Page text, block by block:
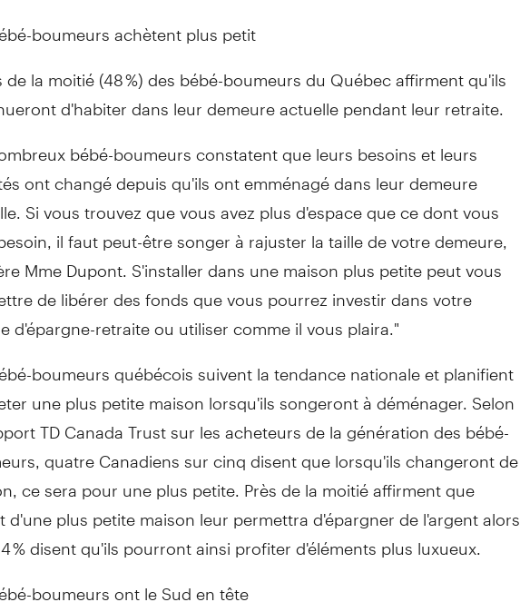
boumeurs achètent plus petit
de la moitié (48 %) des bébé-boumeurs du Québec affirment qu'ils
d'habiter dans leur demeure actuelle pendant leur retraite.
bébé-boumeurs constatent que leurs besoins et leurs
ont changé depuis qu'ils ont emménagé dans leur demeure
Si vous trouvez que vous avez plus d'espace que ce dont vous
il faut peut-être songer à rajuster la taille de votre demeure,
Mme Dupont. S'installer dans une maison plus petite peut vous
de libérer des fonds que vous pourrez investir dans votre
d'épargne-retraite ou utiliser comme il vous plaira."
boumeurs québécois suivent la tendance nationale et planifient
une plus petite maison lorsqu'ils songeront à déménager. Selon
TD Canada Trust sur les acheteurs de la génération des bébé-
quatre Canadiens sur cinq disent que lorsqu'ils changeront de
ce sera pour une plus petite. Près de la moitié affirment que
d'une plus petite maison leur permettra d'épargner de l'argent alors
% disent qu'ils pourront ainsi profiter d'éléments plus luxueux.
boumeurs ont le Sud en tête